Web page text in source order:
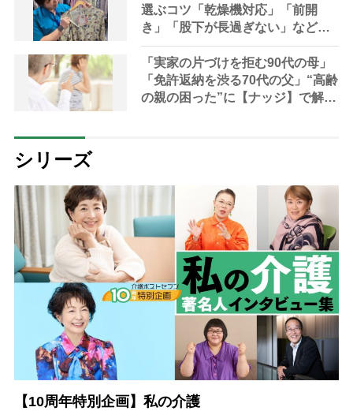
選ぶコツ「乾燥機対応」「前開
き」「股下が長過ぎない」など理
学療法士＆介護医療コンシェルジ
ュが指南
「実家の片づけを拒む90代の母」
「免許返納を渋る70代の父」“高齢
の親の困った”に【ナッジ】で解決
シリーズ
【10周年特別企画】私の介護